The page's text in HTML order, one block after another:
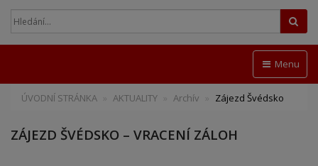
Menu
ÚVODNÍ STRÁNKA AKTUALITY Archív Zájezd Švédsko
ZÁJEZD ŠVÉDSKO – VRACENÍ ZÁLOH